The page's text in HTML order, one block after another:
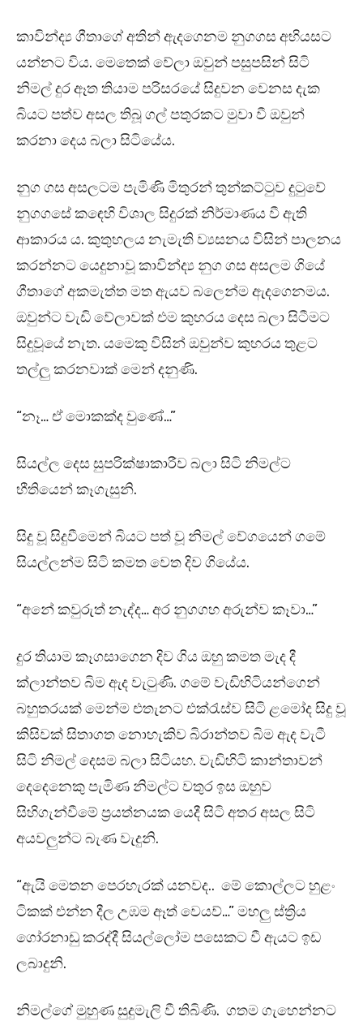
කාවින්ද්‍ය ගීතාගේ අතින් ඇදගෙනම නුගගස අභියසට
යන්නට විය. මෙතෙක් වේලා ඔවුන් පසුපසින් සිටි
නිමල් දුර ඈත තියාම පරිසරයේ සිදුවන වෙනස දැක
බියට පත්ව අසල තිබූ ගල් පතුරකට මුවා වී ඔවුන්
කරනා දෙය බලා සිටියේය.
නුග ගස අසලටම පැමිණි මිතුරන් තුන්කට්ටුව දුටුවේ
නුගගසේ කඳෙහි විශාල සිදුරක් නිර්මාණය වී ඇති
ආකාරය ය. කුතුහලය නැමැති ව්‍යසනය විසින් පාලනය
කරන්නට යෙදුනාවූ කාවින්ද්‍ය නුග ගස අසලම ගියේ
ගීතාගේ අකමැත්ත මත ඇයව බලෙන්ම ඇදගෙනමය.
ඔවුන්ට වැඩි වේලාවක් එම කුහරය දෙස බලා සිටීමට
සිදුවූයේ නැත. යමෙකු විසින් ඔවුන්ව කුහරය තුළට
තල්ලු කරනවාක් මෙන් දනුණි.
“නෑ… ඒ මොකක්ද වුණේ…”
සියල්ල දෙස සුපරික්ෂාකාරීව බලා සිටි නිමල්ට
භීතියෙන් කෑගැසුනි.
සිදු වූ සිදුවීමෙන් බියට පත් වූ නිමල් වේගයෙන් ගමේ
සියල්ලන්ම සිටි කමත වෙත දිව ගියේය.
“අනේ කවුරුත් නැද්ද… අර නුගගහ අරුන්ව කෑවා…”
දුර තියාම කෑගසාගෙන දිව ගිය ඔහු කමත මැද දී
ක්ලාන්තව බිම ඇද වැටුණි. ගමේ වැඩිහිටියන්ගෙන්
බහුතරයක් මෙන්ම එතැනට එක්රැස්ව සිටි ළමෝද සිදු වූ
කිසිවක් සිතාගත නොහැකිව බිරාන්තව බිම ඇද වැටී
සිටි නිමල් දෙසම බලා සිටියහ. වැඩිහිටි කාන්තාවන්
දෙදෙනෙකු පැමිණ නිමල්ට වතුර ඉස ඔහුව
සිහිගැන්වීමේ ප්‍රයත්නයක යෙදී සිටි අතර අසල සිටි
අයවලුන්ට බැණ වැදුනි.
“ඇයි මෙතන පෙරහැරක් යනවද.. මේ කොල්ලට හුළං
ටිකක් එන්න දීල උඹම ඈත් වෙයව්…” මහලු ස්ත්‍රිය
ගෝරනාඩු කරද්දී සියල්ලෝම පසෙකට වී ඇයට ඉඩ
ලබාදුනි.
නිමල්ගේ මුහුණ සුදුමැලි වී තිබිණි. ගතම ගැහෙන්නට